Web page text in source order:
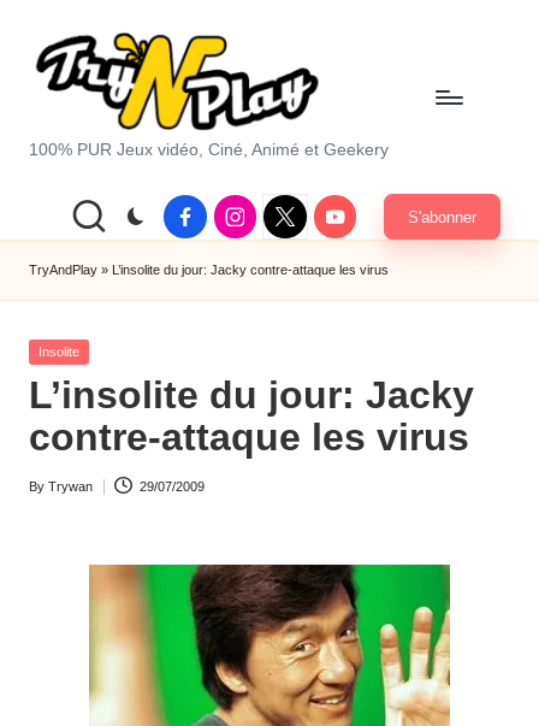
T
y
A
d
P
la
y.
100% PUR Jeux vidéo, Ciné, Animé et Geekery
FacebookInstagram
X
|
Twitter
Youtube S'abonner
TryAndPlay » L’insolite du jour: Jacky contre-attaque les virus
Posted
Insolite
L’insolite du jour: Jacky
contre-attaque les virus
Posted
By Trywan 29/07/2009